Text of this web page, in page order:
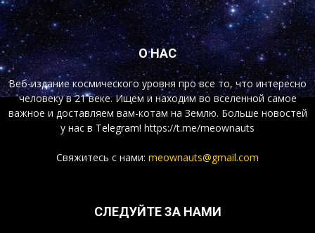
О НАС
Веб-издание космического уровня про все то, что интересно
человеку в 21 веке. Ищем и находим во вселенной самое
важное и доставляем вам-котам на Землю. Больше новостей
у нас в Telegram! https://t.me/meownauts
Свяжитесь с нами: meownauts@gmail.com
СЛЕДУЙТЕ ЗА НАМИ